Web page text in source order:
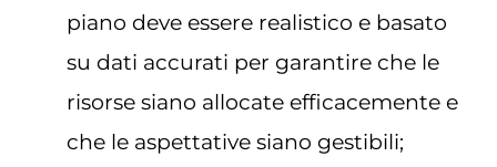
piano deve essere realistico e basato
su dati accurati per garantire che le
risorse siano allocate efficacemente e
che le aspettative siano gestibili;